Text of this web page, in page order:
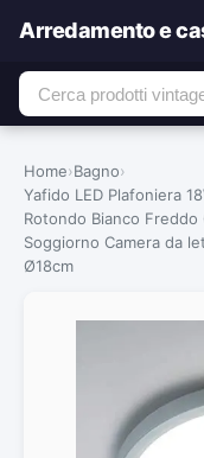
Arredamento e
Home›Bagno›
Yafido LED Plafoniera
Rotondo Bianco
Soggiorno Camera da
Ø18cm